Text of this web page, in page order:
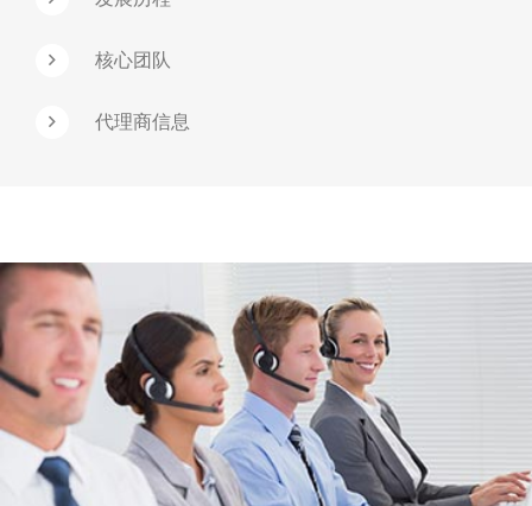
核心团队
代理商信息